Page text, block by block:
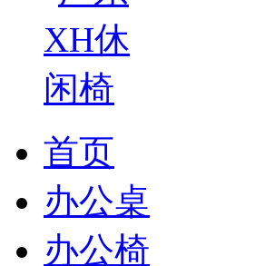
首页
办公桌
办公椅